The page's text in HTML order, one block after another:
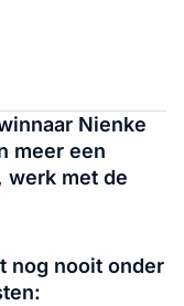
Nienke
meer een
werk met de
nog nooit onder